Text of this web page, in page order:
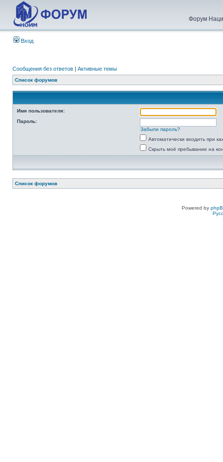
Форум
Вход
Сообщения без ответов | Активные темы
Список форумов
Имя пользователя:
Пароль:
Забыли пароль?
Автоматически входить при
Скрыть моё пребывание на
Список форумов
Powered by